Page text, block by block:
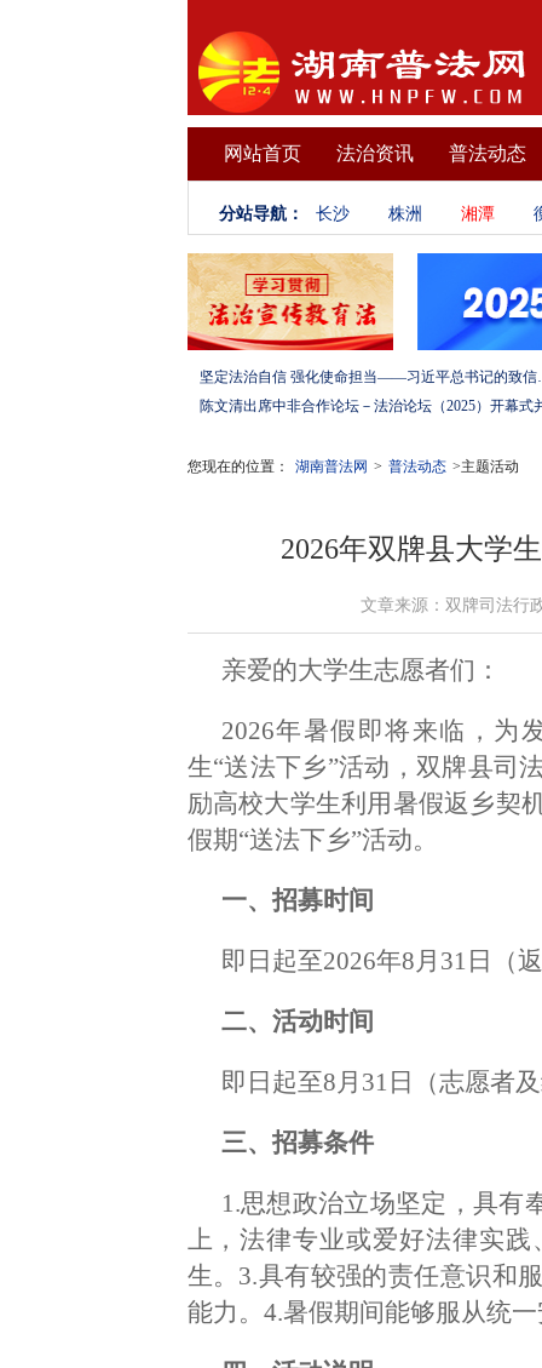
网站首页 法治资讯 普法动态
分站导航： 长沙 株洲 湘潭
坚定法治自信 强化使
您现在的位置： 湖南普法网 > 普法动态 >主题活动
2026年双牌县大学
文章来源：双牌司法
亲爱的大学生志愿者们：
2026年暑假即将来临，为
生“送法下乡”活动，双牌县司
励高校大学生利用暑假返乡契
假期“送法下乡”活动。
一、招募时间
即日起至2026年8月31日（
二、活动时间
即日起至8月31日（志愿者
三、招募条件
1.思想政治立场坚定，具有
上，法律专业或爱好法律实
生。3.具有较强的责任意识和
能力。4.暑假期间能够服从统